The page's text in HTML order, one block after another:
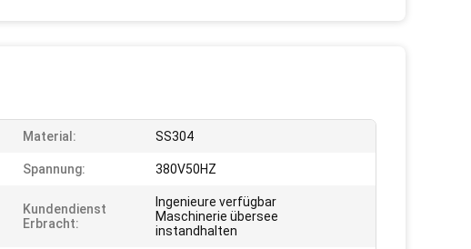
Material: SS304
Spannung: 380V50HZ
Kundendienst
Erbracht:
Ingenieure verfügbar
Maschinerie übersee
instandhalten